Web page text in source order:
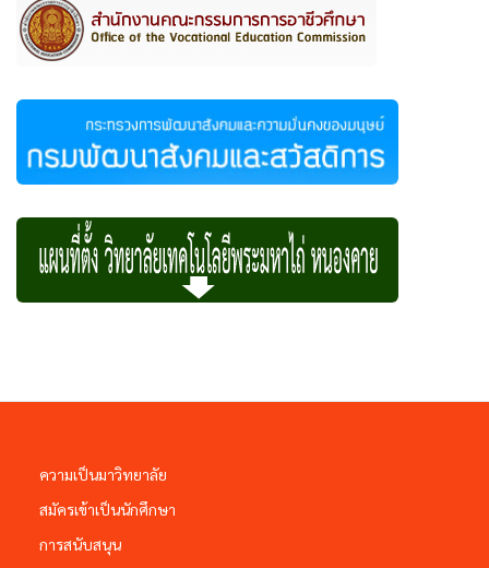
ความเป็นมาวิทยาลัย
สมัครเข้าเป็นนักศึกษา
การสนับสนุน